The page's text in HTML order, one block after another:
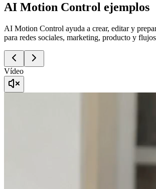
AI Motion Control ejemplos
AI Motion Control ayuda a crear, editar y
para redes sociales, marketing, producto y
Vídeo